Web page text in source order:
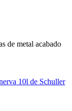
de metal acabado